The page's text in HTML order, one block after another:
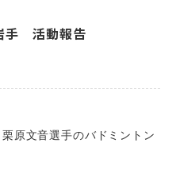
手 活動報告